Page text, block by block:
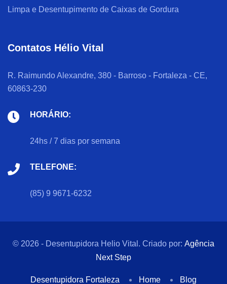
Limpa e Desentupimento de Caixas de Gordura
Contatos Hélio Vital
R. Raimundo Alexandre, 380 - Barroso - Fortaleza - CE,
60863-230
HORÁRIO:
24hs / 7 dias por semana
TELEFONE:
(85) 9 9671-6232
© 2026 - Desentupidora Helio Vital. Criado por: Agência
Next Step
Desentupidora Fortaleza Home Blog